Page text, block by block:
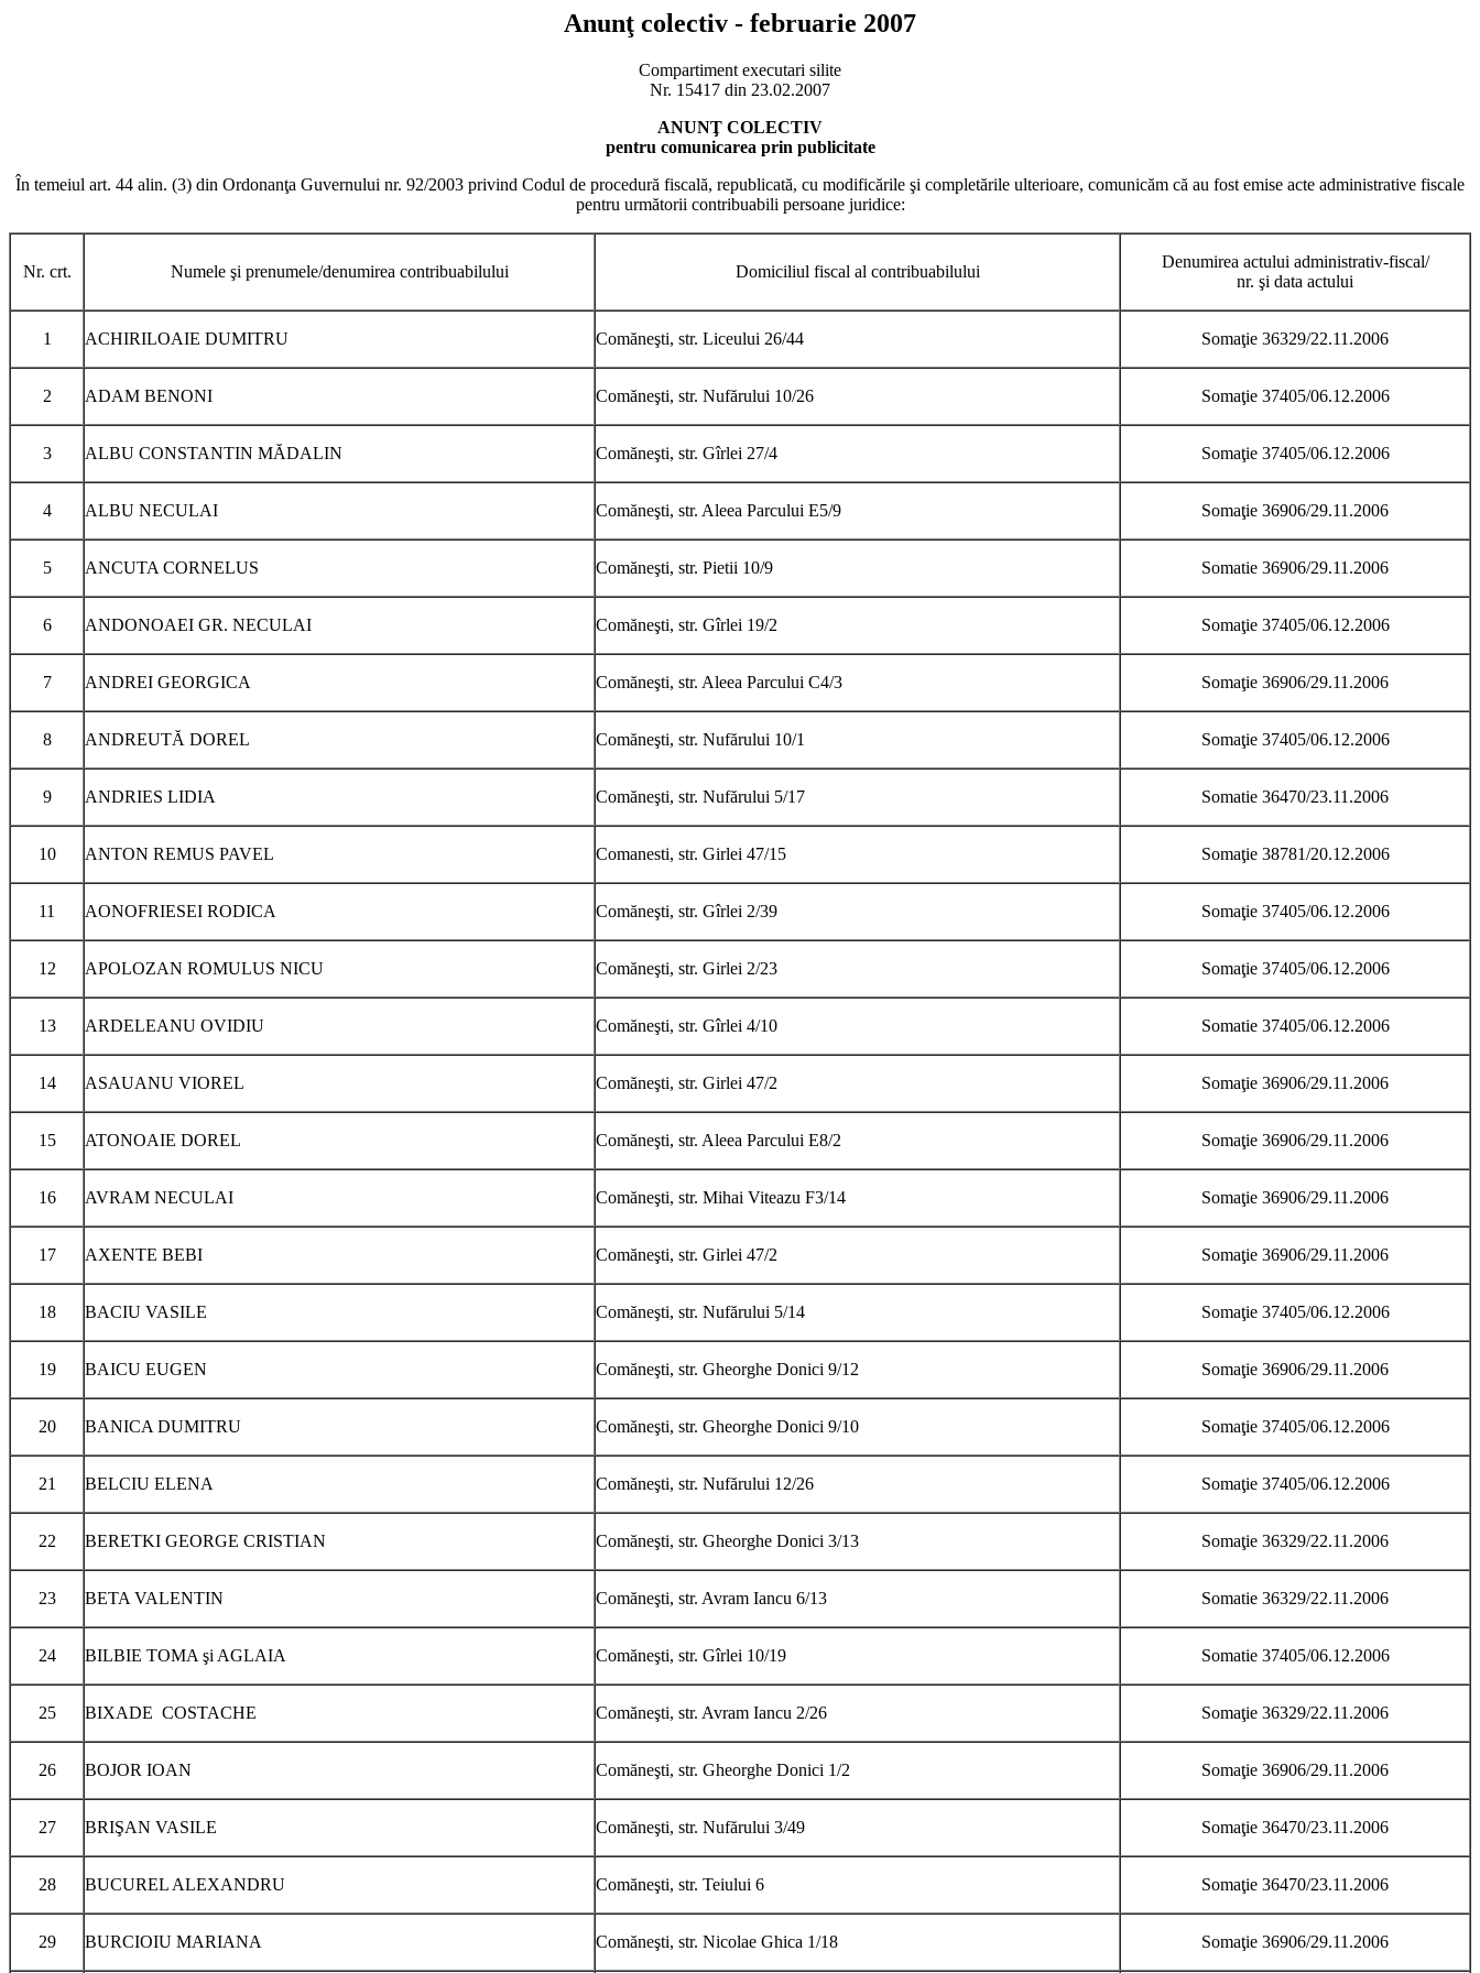
Anunţ colectiv - februarie 2007
Compartiment executari silite
Nr. 15417 din 23.02.2007
ANUNŢ COLECTIV
pentru comunicarea prin publicitate
În temeiul art. 44 alin. (3) din Ordonanţa Guvernului nr. 92/2003 privind Codul de procedură fiscală, republicată, cu modificările şi completările ulterioare, comunicăm că au fost emise acte administrative fiscale
pentru următorii contribuabili persoane juridice:
Nr. crt. Numele şi prenumele/denumirea contribuabilului Domiciliul fiscal al contribuabilului
Denumirea actului administrativ-fiscal/
nr. şi data actului
1 ACHIRILOAIE DUMITRU Comăneşti, str. Liceului 26/44 Somaţie 36329/22.11.2006
2 ADAM BENONI Comăneşti, str. Nufărului 10/26 Somaţie 37405/06.12.2006
3 ALBU CONSTANTIN MĂDALIN Comăneşti, str. Gîrlei 27/4 Somaţie 37405/06.12.2006
4 ALBU NECULAI Comăneşti, str. Aleea Parcului E5/9 Somaţie 36906/29.11.2006
5 ANCUTA CORNELUS Comăneşti, str. Pietii 10/9 Somatie 36906/29.11.2006
6 ANDONOAEI GR. NECULAI Comăneşti, str. Gîrlei 19/2 Somaţie 37405/06.12.2006
7 ANDREI GEORGICA Comăneşti, str. Aleea Parcului C4/3 Somaţie 36906/29.11.2006
8 ANDREUTĂ DOREL Comăneşti, str. Nufărului 10/1 Somaţie 37405/06.12.2006
9 ANDRIES LIDIA Comăneşti, str. Nufărului 5/17 Somatie 36470/23.11.2006
10 ANTON REMUS PAVEL Comanesti, str. Girlei 47/15 Somaţie 38781/20.12.2006
11 AONOFRIESEI RODICA Comăneşti, str. Gîrlei 2/39 Somaţie 37405/06.12.2006
12 APOLOZAN ROMULUS NICU Comăneşti, str. Girlei 2/23 Somaţie 37405/06.12.2006
13 ARDELEANU OVIDIU Comăneşti, str. Gîrlei 4/10 Somatie 37405/06.12.2006
14 ASAUANU VIOREL Comăneşti, str. Girlei 47/2 Somaţie 36906/29.11.2006
15 ATONOAIE DOREL Comăneşti, str. Aleea Parcului E8/2 Somaţie 36906/29.11.2006
16 AVRAM NECULAI Comăneşti, str. Mihai Viteazu F3/14 Somaţie 36906/29.11.2006
17 AXENTE BEBI Comăneşti, str. Girlei 47/2 Somaţie 36906/29.11.2006
18 BACIU VASILE Comăneşti, str. Nufărului 5/14 Somaţie 37405/06.12.2006
19 BAICU EUGEN Comăneşti, str. Gheorghe Donici 9/12 Somaţie 36906/29.11.2006
20 BANICA DUMITRU Comăneşti, str. Gheorghe Donici 9/10 Somaţie 37405/06.12.2006
21 BELCIU ELENA Comăneşti, str. Nufărului 12/26 Somaţie 37405/06.12.2006
22 BERETKI GEORGE CRISTIAN Comăneşti, str. Gheorghe Donici 3/13 Somaţie 36329/22.11.2006
23 BETA VALENTIN Comăneşti, str. Avram Iancu 6/13 Somatie 36329/22.11.2006
24 BILBIE TOMA şi AGLAIA Comăneşti, str. Gîrlei 10/19 Somatie 37405/06.12.2006
25 BIXADE COSTACHE Comăneşti, str. Avram Iancu 2/26 Somaţie 36329/22.11.2006
26 BOJOR IOAN Comăneşti, str. Gheorghe Donici 1/2 Somaţie 36906/29.11.2006
27 BRIŞAN VASILE Comăneşti, str. Nufărului 3/49 Somaţie 36470/23.11.2006
28 BUCUREL ALEXANDRU Comăneşti, str. Teiului 6 Somaţie 36470/23.11.2006
29 BURCIOIU MARIANA Comăneşti, str. Nicolae Ghica 1/18 Somaţie 36906/29.11.2006